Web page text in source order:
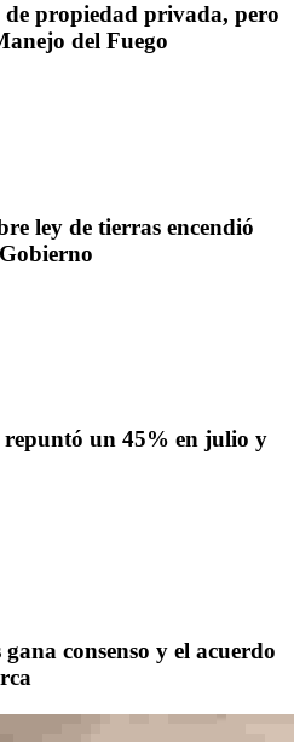
propiedad privada, pero
del Fuego
ley de tierras encendió
un 45% en julio y
consenso y el acuerdo